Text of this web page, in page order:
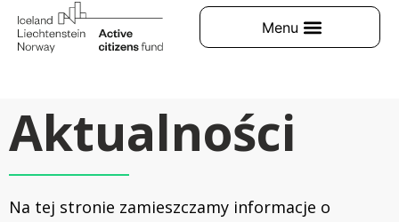
Aktualności
Na tej stronie zamieszczamy informacje o